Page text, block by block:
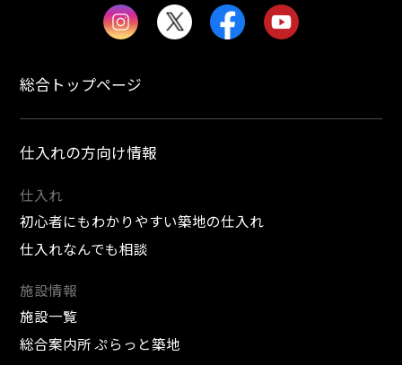
総合トップページ
仕入れの方向け情報
仕入れ
初心者にもわかりやすい築地の仕入れ
仕入れなんでも相談
施設情報
施設一覧
総合案内所 ぷらっと築地